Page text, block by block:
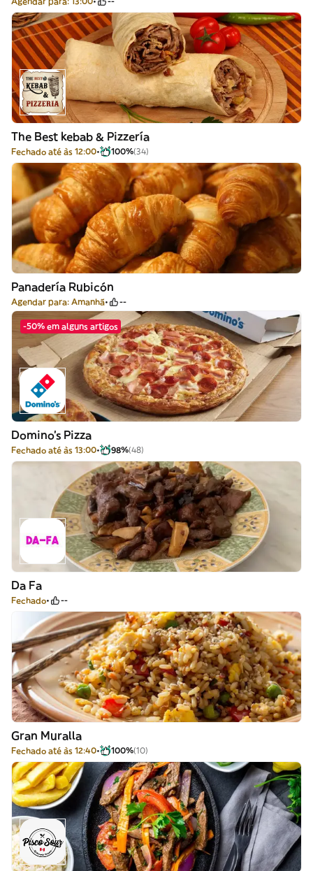
The Best kebab & Pizzería
Fechado até às 12:00 100%(34)
Panadería Rubicón
Agendar para: Amanhã --
-50% em alguns artigos
Domino's Pizza
Fechado até às 13:00 98%(48)
Da Fa
Fechado --
Gran Muralla
Fechado até às 12:40 100%(10)